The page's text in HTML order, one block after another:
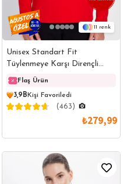
3 Sweatshirt 1299,90 TL
11
Unisex Standart Fit
Tüylenmeye Karşı Dirençli
Soğuğa Karşı Dayanıklı
Kırmızı Dik Yaka Polar
Sweatshirt
Flaş Ürün
3,9B Kişi Favoriledi
(463)
₺279,99